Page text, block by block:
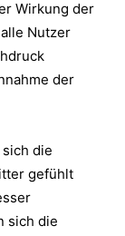
Wirkung der
Nutzer
der
die
gefühlt
sich die